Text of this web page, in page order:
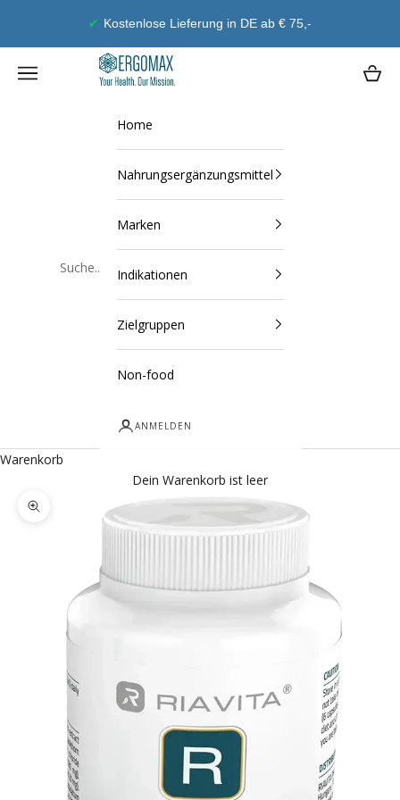
Geld-Zurück-Garantie
Ergomax
Navigationsmenü öffnen
Home
Nahrungsergänzungsmittel
Marken
Indikationen
Zielgruppen
Non-food
ANMELDEN
Warenkorb
Dein Warenkorb ist leer
Bild vergrößern